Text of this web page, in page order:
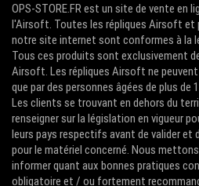
OPS-STORE.FR est un site de vente en
l'Airsoft. Toutes les répliques Airsoft et
notre site internet sont conformes à la
Tous ces produits sont exclusivement
Airsoft. Les répliques Airsoft ne
que par des personnes âgées de plus de
Les clients se trouvant en dehors du
renseigner sur la législation en vigueur
leurs pays respectifs avant de valider et
pour le matériel concerné. Nous
informer quant aux bonnes pratiques
obligatoire et / ou fortement